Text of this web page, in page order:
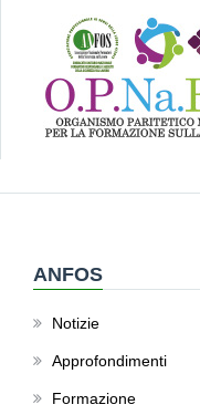
ANFOS
Notizie
Approfondimenti
Formazione